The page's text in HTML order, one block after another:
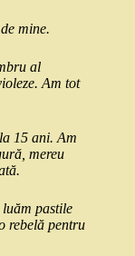
mine.
al
Am tot
15 ani. Am
mereu
pastile
rebelă pentru